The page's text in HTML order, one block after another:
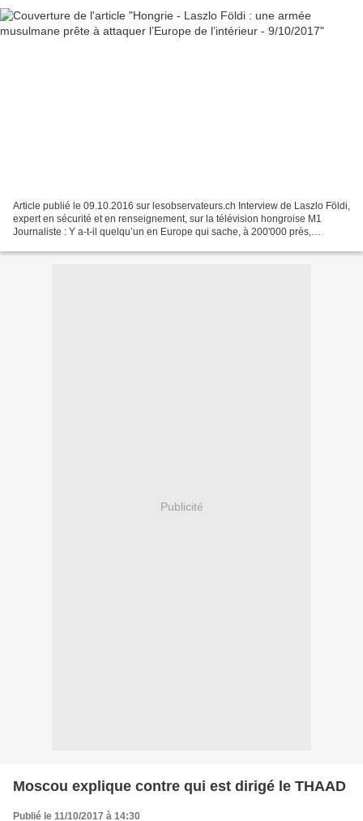
Article publié le 09.10.2016 sur lesobservateurs.ch Interview de Laszlo Földi,
expert en sécurité et en renseignement, sur la télévision hongroise M1
Journaliste : Y a-t-il quelqu’un en Europe qui sache, à 200'000 près,
Publicité
Moscou explique contre qui est dirigé le THAAD
Publié le 11/10/2017 à 14:30